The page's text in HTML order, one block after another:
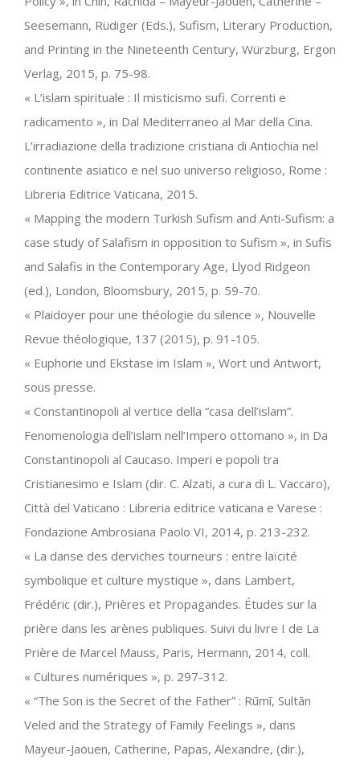
Seesemann, Rüdiger (Eds.), Sufism, Literary Production,
and Printing in the Nineteenth Century, Würzburg, Ergon
Verlag, 2015, p. 75-98.
« L’islam spirituale : Il misticismo sufi. Correnti e
radicamento », in Dal Mediterraneo al Mar della Cina.
L’irradiazione della tradizione cristiana di Antiochia nel
continente asiatico e nel suo universo religioso, Rome :
Libreria Editrice Vaticana, 2015.
« Mapping the modern Turkish Sufism and Anti-Sufism: a
case study of Salafism in opposition to Sufism », in Sufis
and Salafis in the Contemporary Age, Llyod Ridgeon
(ed.), London, Bloomsbury, 2015, p. 59-70.
« Plaidoyer pour une théologie du silence », Nouvelle
Revue théologique, 137 (2015), p. 91-105.
« Euphorie und Ekstase im Islam », Wort und Antwort,
sous presse.
« Constantinopoli al vertice della “casa dell’islam”.
Fenomenologia dell’islam nell’Impero ottomano », in Da
Constantinopoli al Caucaso. Imperi e popoli tra
Cristianesimo e Islam (dir. C. Alzati, a cura di L. Vaccaro),
Città del Vaticano : Libreria editrice vaticana e Varese :
Fondazione Ambrosiana Paolo VI, 2014, p. 213-232.
« La danse des derviches tourneurs : entre laïcité
symbolique et culture mystique », dans Lambert,
Frédéric (dir.), Prières et Propagandes. Études sur la
prière dans les arènes publiques. Suivi du livre I de La
Prière de Marcel Mauss, Paris, Hermann, 2014, coll.
« Cultures numériques », p. 297-312.
« “The Son is the Secret of the Father” : Rūmī, Sultān
Veled and the Strategy of Family Feelings », dans
Mayeur-Jaouen, Catherine, Papas, Alexandre, (dir.),